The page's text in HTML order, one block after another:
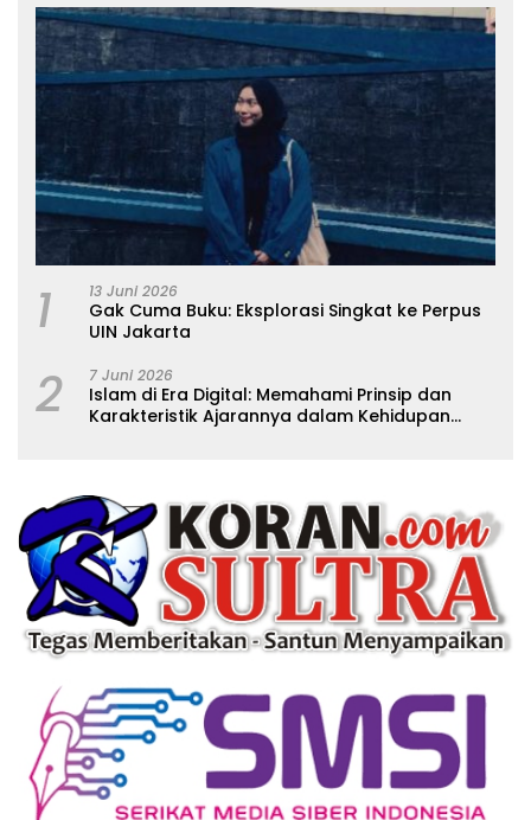
1 13 Juni 2026
Gak Cuma Buku: Eksplorasi Singkat ke Perpus
UIN Jakarta
2 7 Juni 2026
Islam di Era Digital: Memahami Prinsip dan
Karakteristik Ajarannya dalam Kehidupan